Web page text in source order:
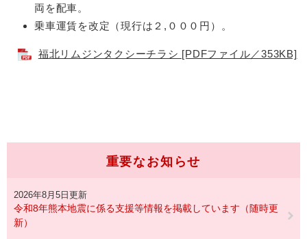
両を配車。
乗車運賃を改定（現行は２,０００円）。
福北リムジンタクシーチラシ [PDFファイル／353KB]
重要なお知らせ
2026年8月5日更新
令和8年熊本地震に係る支援等情報を掲載しています（随時更
新）